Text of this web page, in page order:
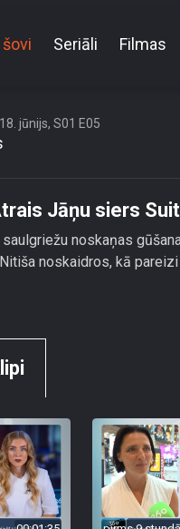
Seriāli Filmas
jūnijs, S01 E05
Jāņu siers
noskaņas
noskaidros, kā